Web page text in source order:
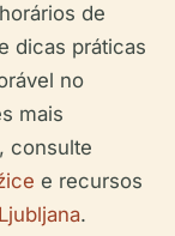
de
dicas práticas
no
mais
consulte
e recursos
.